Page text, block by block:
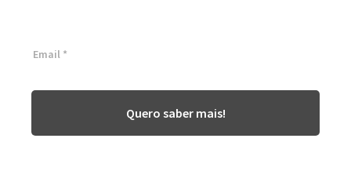
Quero saber mais!